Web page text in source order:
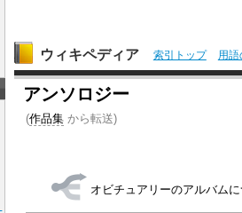
ウィキペディア 索引トップ 用語
アンソロジー
(作品集から転送)
オビチュアリーのアルバムに